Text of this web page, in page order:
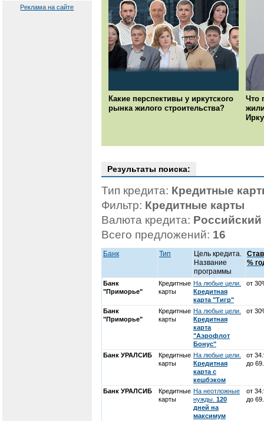
Реклама на сайте
Какие перспективы у иркутского
рынка жилого строительства?
Что
Результаты поиска:
Тип кредита: Кредитные
Фильтр: Кредитные карты
Валюта кредита:
Всего предложений: 16
Банк Тип
Цель кредита.
Название
программы
%
Банк
"Приморье"
Кредитные
карты
На любые цели.
Кредитная
карта "Тигр"
от
Банк
"Приморье"
Кредитные
карты
На любые цели.
Кредитная
карта
"Аэрофлот
Бонус"
от
Банк УРАЛСИБ
Кредитные
карты
На любые цели.
Кредитная
карта с
кешбэком
от
до
Банк УРАЛСИБ
Кредитные
карты
На неотложные
нужды. 120
дней на
максимум
от
до